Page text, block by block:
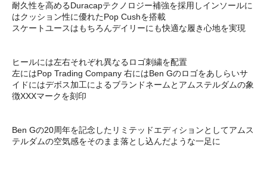
耐久性を高めるDuracapテクノロジー補強を採用しインソールに
はクッション性に優れたPop Cushを搭載
スケートユースはもちろんデイリーにも快適な履き心地を実現
ヒールには左右それぞれ異なるロゴ刺繍を配置
左にはPop Trading Company 右にはBen Gのロゴをあしらいサ
イドにはデボス加工によるブランドネームとアムステルダムの象
徴XXXマークを刻印
Ben Gの20周年を記念したリミテッドエディションとしてアムス
テルダムの空気感をそのまま落とし込んだような一足に